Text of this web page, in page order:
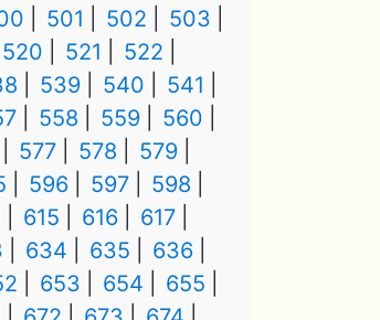
501 502
503
520 521
522
539 540
541
558 559
560
577 578
579
596 597
598
615 616
617
634 635
636
653 654
655